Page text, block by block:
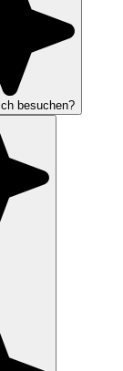
besuchen?